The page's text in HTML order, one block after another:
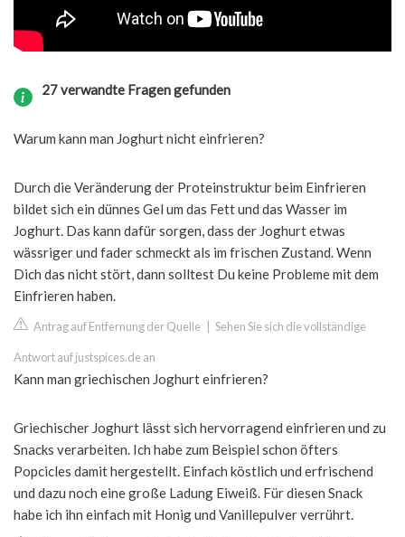
27 verwandte Fragen gefunden
Warum kann man Joghurt nicht einfrieren?
Durch die Veränderung der Proteinstruktur beim Einfrieren
bildet sich ein dünnes Gel um das Fett und das Wasser im
Joghurt. Das kann dafür sorgen, dass der Joghurt etwas
wässriger und fader schmeckt als im frischen Zustand. Wenn
Dich das nicht stört, dann solltest Du keine Probleme mit dem
Einfrieren haben.
Antrag auf Entfernung der Quelle Sehen Sie sich die vollständige
Antwort auf justspices.de an
Kann man griechischen Joghurt einfrieren?
Griechischer Joghurt lässt sich hervorragend einfrieren und zu
Snacks verarbeiten. Ich habe zum Beispiel schon öfters
Popcicles damit hergestellt. Einfach köstlich und erfrischend
und dazu noch eine große Ladung Eiweiß. Für diesen Snack
habe ich ihn einfach mit Honig und Vanillepulver verrührt.